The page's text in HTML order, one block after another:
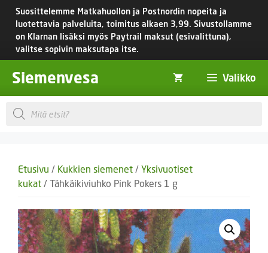
Siirry
sisältöön
Suosittelemme Matkahuollon ja Postnordin nopeita ja
luotettavia palveluita, toimitus alkaen 3,99. Sivustollamme
on Klarnan lisäksi myös Paytrail maksut (esivalittuna),
valitse sopivin maksutapa itse.
Siemenvesa Valikko
Products
search
Etusivu / Kukkien siemenet / Yksivuotiset
kukat / Tähkäikiviuhko Pink Pokers 1 g